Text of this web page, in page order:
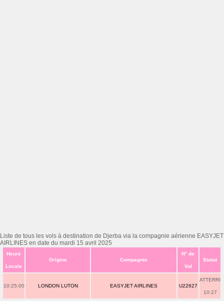
Liste de tous les vols à destination de Djerba via la compagnie aérienne EASYJET
AIRLINES en date du mardi 15 avril 2025
Heure
Locale
Origine Compagnie
N° de
Vol
Statut
10:25:00 LONDON LUTON EASYJET AIRLINES U22627
ATTERRI
10:27